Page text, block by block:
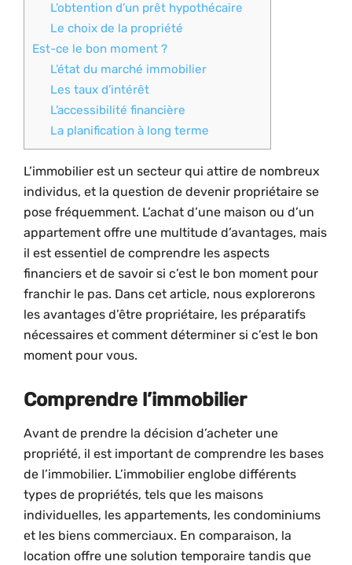
L’obtention d’un prêt hypothécaire
Le choix de la propriété
Est-ce le bon moment ?
L’état du marché immobilier
Les taux d’intérêt
L’accessibilité financière
La planification à long terme
L’immobilier est un secteur qui attire de nombreux
individus, et la question de devenir propriétaire se
pose fréquemment. L’achat d’une maison ou d’un
appartement offre une multitude d’avantages, mais
il est essentiel de comprendre les aspects
financiers et de savoir si c’est le bon moment pour
franchir le pas. Dans cet article, nous explorerons
les avantages d’être propriétaire, les préparatifs
nécessaires et comment déterminer si c’est le bon
moment pour vous.
Comprendre l’immobilier
Avant de prendre la décision d’acheter une
propriété, il est important de comprendre les bases
de l’immobilier. L’immobilier englobe différents
types de propriétés, tels que les maisons
individuelles, les appartements, les condominiums
et les biens commerciaux. En comparaison, la
location offre une solution temporaire tandis que